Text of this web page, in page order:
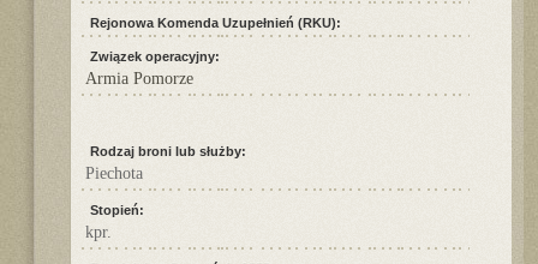
Rejonowa Komenda Uzupełnień (RKU):
Związek operacyjny:
Armia Pomorze
Rodzaj broni lub służby:
Piechota
Stopień:
kpr.